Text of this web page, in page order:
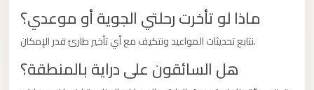
ماذا لو تأخرت رحلتي الجوية أو موعدي؟
نتابع تحديثات المواعيد ونتكيف مع أي تأخير طارئ قدر الإمكان.
هل السائقون على دراية بالمنطقة؟
limousine
cairo
airport